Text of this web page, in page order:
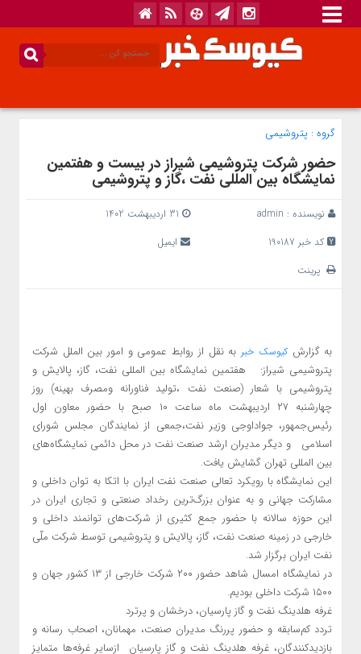
گروه : پتروشیمی
حضور شرکت پتروشیمی شیراز در بیست و هفتمین
نمایشگاه بین المللی نفت ،گاز و پتروشیمی
نویسنده : admin
کد خبر 190187
ایمیل
پرینت
به گزارشکیوسک خبر به نقل از روابط عمومی و امور بین الملل شرکت
پتروشیمی شیراز: هفتمین نمایشگاه بین المللی نفت، گاز، پالایش و
پتروشیمی با شعار (صنعت نفت ،تولید فناورانه ومصرف بهینه) روز
چهارشنبه ۲۷ اردیبهشت ماه ساعت ۱۰ صبح با حضور معاون اول
رئیس‌جمهور، جواداوجی وزیر نفت،جمعی از نمایندگان مجلس شورای
اسلامی و دیگر مدیران ارشد صنعت نفت در محل دائمی نمایشگاه‌های
بین المللی تهران گشایش یافت.
این نمایشگاه با رویکرد تعالی صنعت نفت ایران با اتکا به توان داخلی و
مشارکت جهانی و به عنوان بزرگ‌ترین رخداد صنعتی و تجاری ایران در
این حوزه سالانه با حضور جمع کثیری از شرکت‌های توانمند داخلی و
خارجی در زمینه صنعت نفت، گاز، پالایش و پتروشیمی توسط شرکت ملّی
نفت ایران برگزار شد.
در نمایشگاه امسال شاهد حضور ۲۰۰ شرکت خارجی از ۱۳ کشور جهان و
۱۵۰۰ شرکت داخلی بودیم.
غرفه هلدینگ نفت و گاز پارسیان، درخشان و پرترد
تردد کم‌سابقه و حضور پررنگ مدیران صنعت، مهمانان، اصحاب رسانه و
بازدیدکنندگان، غرفه هلدینگ نفت و گاز پارسیان ازسایر غرفه‌ها متمایز